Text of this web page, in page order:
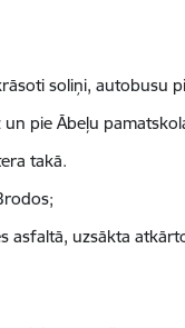
soliņi, autobusu
pie Ābeļu
takā.
asfaltā, uzsākta